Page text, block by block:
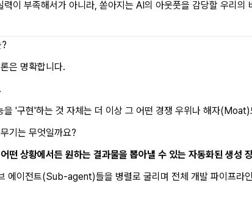
이 부족해서가 아니라, 쏟아지는 AI의 아웃풋을 감당할 우리의
은 명확합니다.
'구현'하는 것 자체는 더 이상 그 어떤 경쟁 우위나 해자
기는 무엇일까요?
떤 상황에서든 원하는 결과물을 뽑아낼 수 있는 자동화된 생
에이전트(Sub-agent)들을 병렬로 굴리며 전체 개발 파이프라